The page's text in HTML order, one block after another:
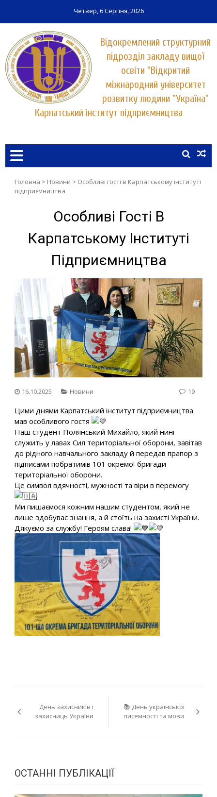
Четвер, 6 Серпня, 2026
Відокремлений структурний
підрозділ закладу вищої
освіти "Відкритий
міжнародний університет
розвитку людини "Україна"
Карпатський інститут підприємництва
УНІВЕРСИТЕТУ "УКРАЇНА"
Головна > Новини > Особливі гості в Карпатському інституті
підприємництва
Особливі Гості В
Карпатському Інституті
Підприємництва
16.10.2025 Новини 19
Цими днями Карпатський інститут підприємництва
мав особливого гостя
Наш студент Полянський Михайло, який нині
служить у лавах Сил територіальної оборони, завітав
до рідного навчального закладу й передав прапор з
підписами побратимів 101 окремої бригади
територіальної оборони.
Це символ вдячності, мужності та віри в перемогу
Ми пишаємося кожним нашим студентом, який не
лише здобуває знання, а й стоїть на захисті України.
Дякуємо за службу! Героям слава!
записів
День захисників і
захисниць України
📚 День української
писемності та мови
ОСТАННІ ПУБЛІКАЦІЇ